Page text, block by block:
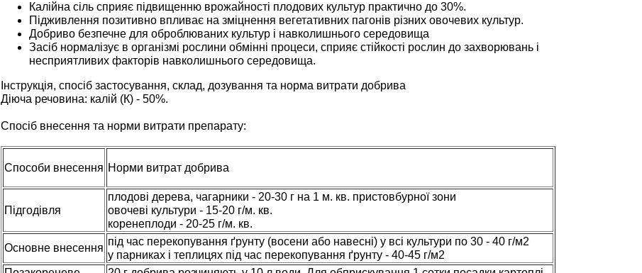
Калійна сіль сприяє підвищенню врожайності плодових культур практично до 30%.
Підживлення позитивно впливає на зміцнення вегетативних пагонів різних овочевих культур.
Добриво безпечне для оброблюваних культур і навколишнього середовища
Засіб нормалізує в організмі рослини обмінні процеси, сприяє стійкості рослин до захворювань і
несприятливих факторів навколишнього середовища.
Інструкція, спосіб застосування, склад, дозування та норма витрати добрива
Діюча речовина: калій (К) - 50%.
Спосіб внесення та норми витрати препарату:
Способи внесення Норми витрат добрива
Підгодівля
плодові дерева, чагарники - 20-30 г на 1 м. кв. пристовбурної зони
овочеві культури - 15-20 г/м. кв.
коренеплоди - 20-25 г/м. кв.
Основне внесення
під час перекопування ґрунту (восени або навесні) у всі культури по 30 - 40 г/м2
у парниках і теплицях під час перекопування ґрунту - 40-45 г/м2